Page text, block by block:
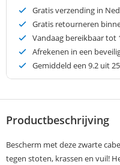
Gratis verzending in
Gratis retourneren
Vandaag bereikbaar tot
Afrekenen in een
Gemiddeld een 9.2 uit
Productbeschrijving
Bescherm met deze zwarte
tegen stoten, krassen en vuil!